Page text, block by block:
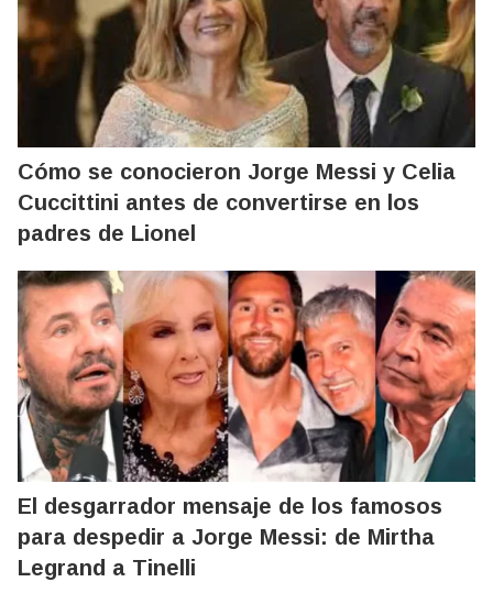
Cómo se conocieron Jorge Messi y Celia
Cuccittini antes de convertirse en los
padres de Lionel
El desgarrador mensaje de los famosos
para despedir a Jorge Messi: de Mirtha
Legrand a Tinelli